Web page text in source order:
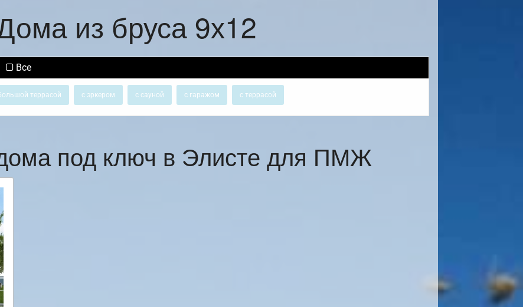
из бруса 9х12
Все
террасой с эркером с сауной с гаражом с террасой
под ключ в Элисте для ПМЖ